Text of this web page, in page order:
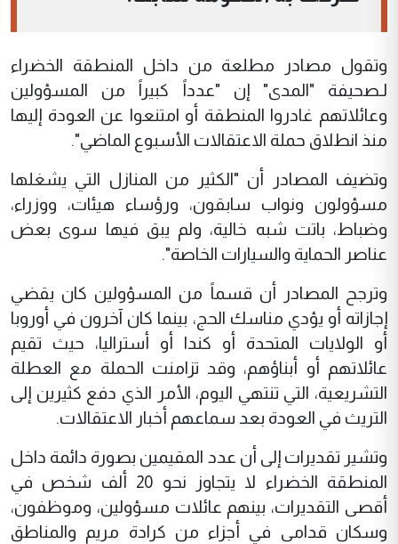
وتقول مصادر مطلعة من داخل المنطقة الخضراء
لـصحيفة "المدى" إن "عدداً كبيراً من المسؤولين
وعائلاتهم غادروا المنطقة أو امتنعوا عن العودة إليها
منذ انطلاق حملة الاعتقالات الأسبوع الماضي".
وتضيف المصادر أن "الكثير من المنازل التي يشغلها
مسؤولون ونواب سابقون، ورؤساء هيئات، ووزراء،
وضباط، باتت شبه خالية، ولم يبق فيها سوى بعض
عناصر الحماية والسيارات الخاصة".
وترجح المصادر أن قسماً من المسؤولين كان يقضي
إجازاته أو يؤدي مناسك الحج، بينما كان آخرون في أوروبا
أو الولايات المتحدة أو كندا أو أستراليا، حيث تقيم
عائلاتهم أو أبناؤهم، وقد تزامنت الحملة مع العطلة
التشريعية، التي تنتهي اليوم، الأمر الذي دفع كثيرين إلى
التريث في العودة بعد سماعهم أخبار الاعتقالات.
وتشير تقديرات إلى أن عدد المقيمين بصورة دائمة داخل
المنطقة الخضراء لا يتجاوز نحو 20 ألف شخص في
أقصى التقديرات، بينهم عائلات مسؤولين، وموظفون،
وسكان قدامى في أجزاء من كرادة مريم والمناطق